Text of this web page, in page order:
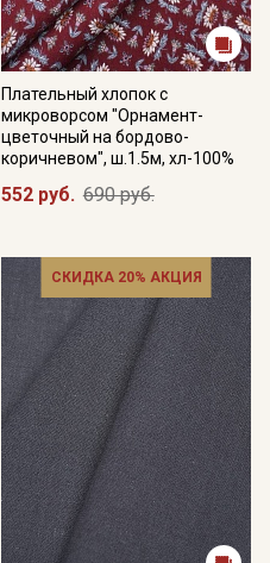
Плательный хлопок с
микроворсом "Орнамент-
цветочный на бордово-
коричневом", ш.1.5м, хл-100%
552 руб. 690 руб.
СКИДКА 20% АКЦИЯ